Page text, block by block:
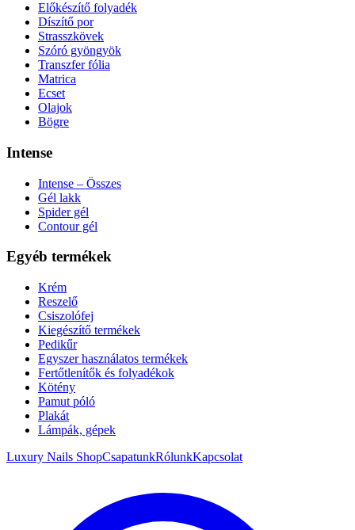
Előkészítő folyadék
Díszítő por
Strasszkövek
Szóró gyöngyök
Transzfer fólia
Matrica
Ecset
Olajok
Bögre
Intense
Intense – Összes
Gél lakk
Spider gél
Contour gél
Egyéb termékek
Krém
Reszelő
Csiszolófej
Kiegészítő termékek
Pedikűr
Egyszer használatos termékek
Fertőtlenítők és folyadékok
Kötény
Pamut póló
Plakát
Lámpák, gépek
Luxury Nails ShopCsapatunkRólunkKapcsolat